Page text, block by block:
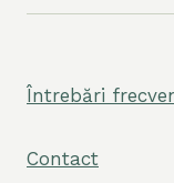
Întrebări
Contact